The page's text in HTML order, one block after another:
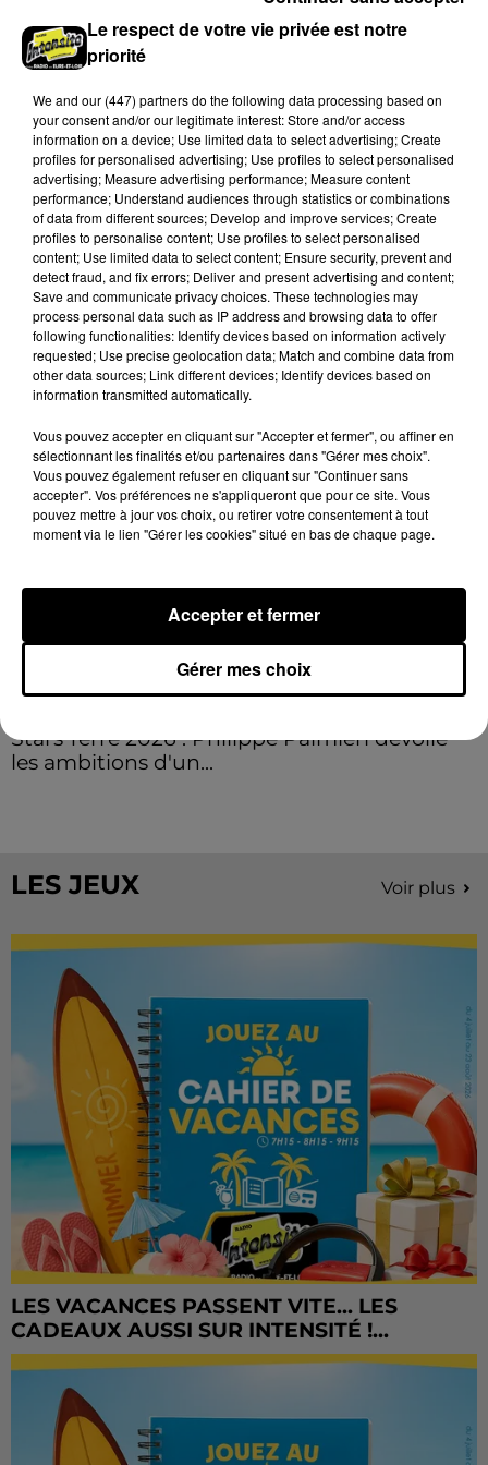
Loir-et-Cher : un pyromane interpellé grâce
au sang-froid des...
Samedi 25 juillet, plus d'une dizaine de feux de
champs et de sous-bois ont été déclenchés dans le
secteur de Fontaine-les-Côteaux, Montoire et Lunay.
Grâce...
LE GRAND FORMAT
Stars'Terre 2026 : Philippe Palmieri dévoile
les ambitions d'un...
LES JEUX Voir plus
LES VACANCES PASSENT VITE... LES
CADEAUX AUSSI SUR INTENSITÉ !...
Le respect de votre vie privée est notre
priorité
We and our (447) partnersdo the following data processing based on
your consent and/or our legitimate interest: Store and/or access
information on a device; Use limited data to select advertising; Create
profiles for personalised advertising; Use profiles to select personalised
advertising; Measure advertising performance; Measure content
performance; Understand audiences through statistics or combinations
of data from different sources; Develop and improve services; Create
profiles to personalise content; Use profiles to select personalised
content; Use limited data to select content; Ensure security, prevent and
detect fraud, and fix errors; Deliver and present advertising and content;
Save and communicate privacy choices. These technologies may
process personal data such as IP address and browsing data to offer
following functionalities: Identify devices based on information actively
requested; Use precise geolocation data; Match and combine data from
other data sources; Link different devices; Identify devices based on
information transmitted automatically.
Vous pouvez accepter en cliquant sur "Accepter et fermer", ou affiner en
sélectionnant les finalités et/ou partenaires dans "Gérer mes choix".
Vous pouvez également refuser en cliquant sur "Continuer sans
accepter". Vos préférences ne s'appliqueront que pour ce site. Vous
pouvez mettre à jour vos choix, ou retirer votre consentement à tout
moment via le lien "Gérer les cookies" situé en bas de chaque page.
Gérer mes choix
Accepter et fermer